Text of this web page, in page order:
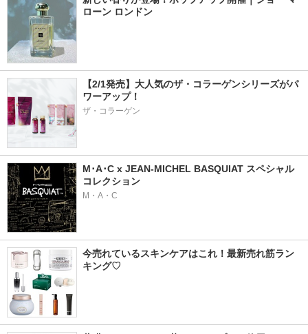
ローン ロンドン
【2/1発売】大人気のザ・コラーゲンシリーズがパ
ワーアップ！
ザ・コラーゲン
M･A･C x JEAN-MICHEL BASQUIAT スペシャル
コレクション
M・A・C
今売れているスキンケアはこれ！最新売れ筋ラン
キング♡